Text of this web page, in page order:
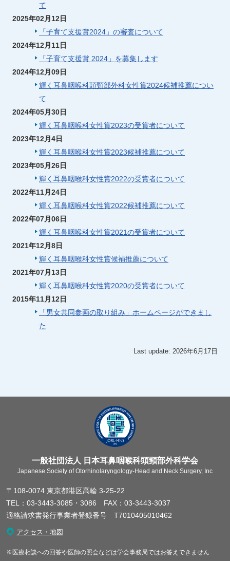
て
2025年02月12日
「子育て支援賞2024」の審査について
2024年12月11日
「子育て支援賞 2024」を募集します
2024年12月09日
輝く耳鼻咽喉科頭頸部外科女性賞2024候補推薦につい
て
2024年05月30日
輝く耳鼻咽喉科女性賞2023の受賞者について
2023年12月4日
輝く耳鼻咽喉科女性賞2023候補推薦について
2023年05月26日
輝く耳鼻咽喉科女性賞2022の受賞者について
2022年11月24日
輝く耳鼻咽喉科女性賞2022候補推薦について
2022年07月06日
輝く耳鼻咽喉科女性賞2021の受賞者について
2021年12月8日
輝く耳鼻咽喉科女性賞候補推薦について
2021年07月13日
輝く耳鼻咽喉科女性賞2020の受賞者について
2015年11月12日
「男女共同参画の取り組み」ホームページができまし
た
Last update: 2026年6月17日
一般社団法人 日本耳鼻咽喉科頭頸部外科学会
Japanese Society of Otorhinolaryngology-Head and Neck Surgery, Inc
〒108-0074 東京都港区高輪 3-25-22
TEL：03-3443-3085・3086 FAX：03-3443-3037
適格請求書発行事業者登録番号 T7010405010462
アクセス・地図
※医療相談への回答や医師の照会などは学会事務局ではお答えできません